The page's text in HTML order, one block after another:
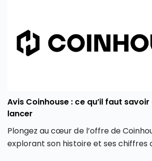
Avis Coinhouse : ce qu’il faut
lancer
Plongez au cœur de l’offre de
explorant son histoire et ses chiffres